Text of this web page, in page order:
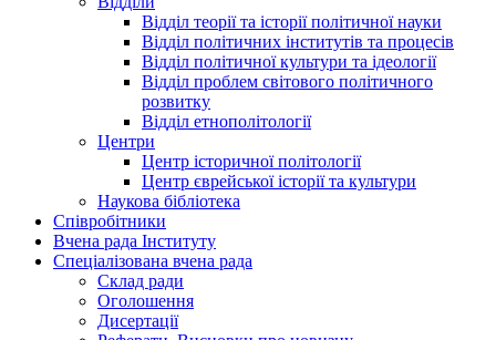
Відділ теорії та історії політичної науки
Відділ політичних інститутів та процесів
Відділ політичної культури та ідеології
Відділ проблем світового політичного
розвитку
Відділ етнополітології
Центри
Центр історичної політології
Центр єврейської історії та культури
Наукова бібліотека
Співробітники
Вчена рада Інституту
Спеціалізована вчена рада
Склад ради
Оголошення
Дисертації